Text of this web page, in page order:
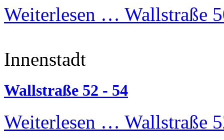
Weiterlesen … Wallstraße
Innenstadt
Wallstraße 52 - 54
Weiterlesen … Wallstraße